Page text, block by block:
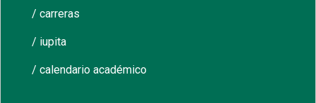
/ carreras
/ iupita
/ calendario académico